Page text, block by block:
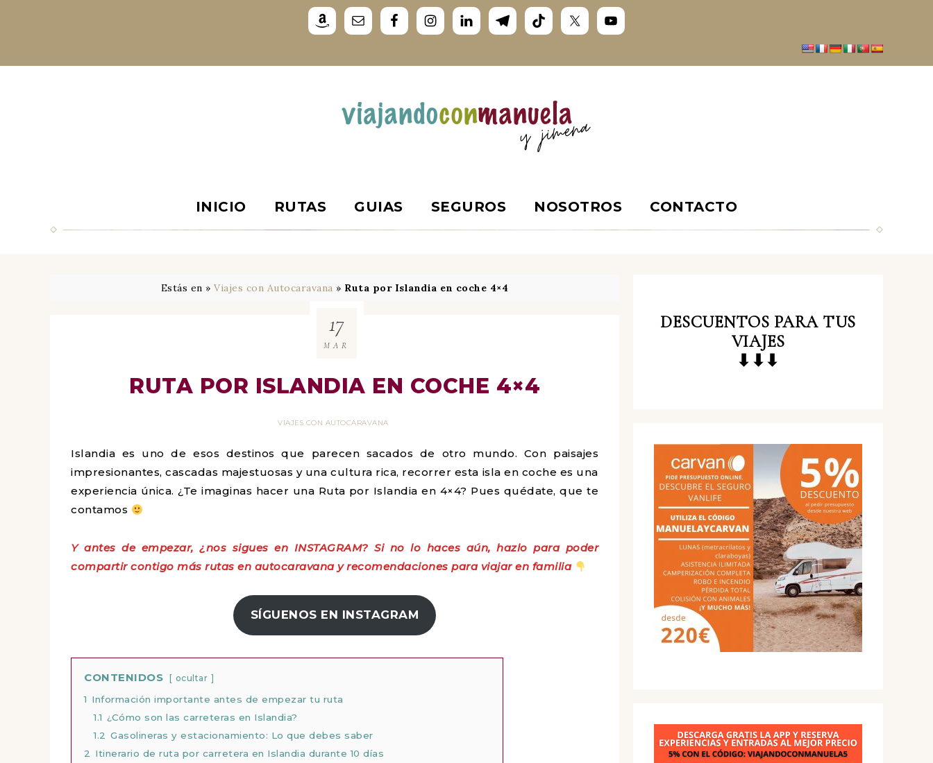
INICIO RUTAS GUIAS SEGUROS NOSOTROS CONTACTO
Estás en »Viajes con Autocaravana » Ruta por Islandia en coche 4×4
RUTA POR ISLANDIA EN COCHE 4×4
VIAJES CON AUTOCARAVANA
17
MAR
Islandia es uno de esos destinos que parecen sacados de otro mundo. Con paisajes
impresionantes, cascadas majestuosas y una cultura rica, recorrer esta isla en coche es una
experiencia única. ¿Te imaginas hacer una Ruta por Islandia en 4×4? Pues quédate, que te
contamos
Y antes de empezar, ¿nos sigues en INSTAGRAM? Si no lo haces aún, hazlo para poder
compartir contigo más rutas en autocaravana y recomendaciones para viajar en familia
SÍGUENOS EN INSTAGRAM
CONTENIDOS ocultar
1 Información importante antes de empezar tu ruta
1.1 ¿Cómo son las carreteras en Islandia?
1.2 Gasolineras y estacionamiento: Lo que debes saber
2
Itinerario de ruta por carretera en Islandia durante 10 días
DESCUENTOS PARA TUS
VIAJES
⬇⬇⬇